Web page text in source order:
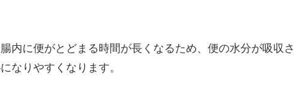
内に便がとどまる時間が長くなるため、便の水分が吸収さ
なりやすくなります。